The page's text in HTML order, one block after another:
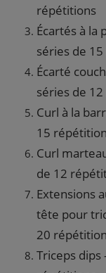
répétitions
Écartés à la
séries de
Écarté
séries de
Curl à la
15
Curl
de 12
Extensions
tête pour
20
Triceps dips